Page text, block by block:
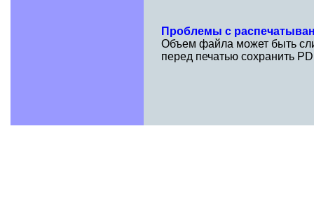
Проблемы с
Объем файла может быть
перед печатью сохранить